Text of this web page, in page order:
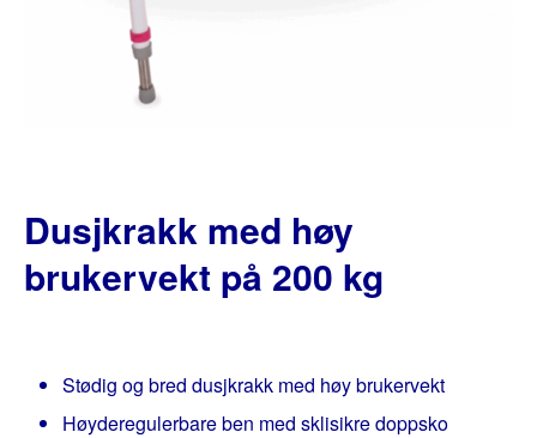
Dusjkrakk med høy
brukervekt på 200 kg
Stødig og bred dusjkrakk med høy brukervekt
Høyderegulerbare ben med sklisikre doppsko